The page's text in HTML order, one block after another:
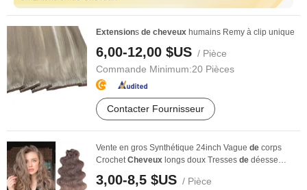
Extensions de cheveux humains Remy à clip unique
6,00-12,00 $US / Pièce
Commande Minimum:20 Pièces
Contacter Fournisseur
Vente en gros Synthétique 24inch Vague de corps
CrochetCheveux longs doux Tresses de déesse
3,00-8,5 $US / Pièce